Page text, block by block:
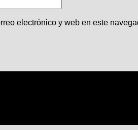
electrónico y web en este